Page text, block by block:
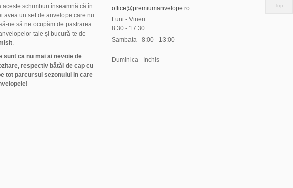
aceste schimburi înseamnă că în
avea un set de anvelope care nu
ne să ne ocupăm de pastrarea
tale și bucură-te de
.
sunt ca nu mai ai nevoie de
respectiv bătăi de cap cu
tot parcursul sezonului in care
!
office@premiumanvelope.ro
Luni - Vineri
8:30 - 17:30
Sambata - 8:00 - 13:00
Duminica - Inchis
Top